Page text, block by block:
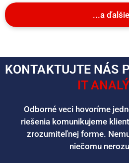
...a ďalšie
KONTAKTUJTE NÁS
IT
Odborné veci hovoríme
riešenia komunikujeme
zrozumiteľnej forme.
niečomu